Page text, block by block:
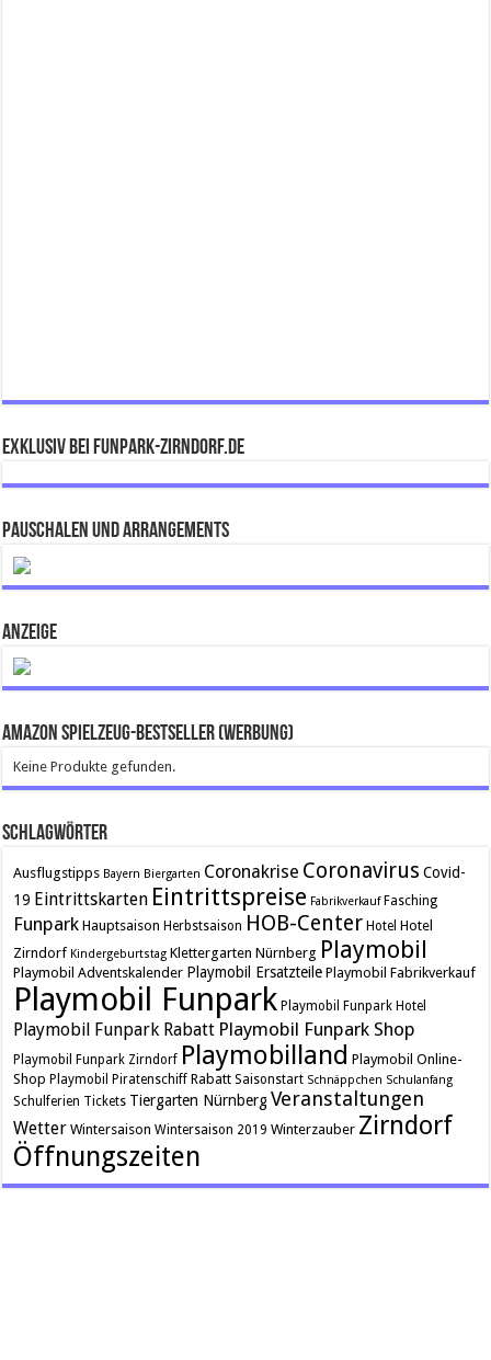
Exklusiv bei FUNPARK-ZIRNDORF.DE
Pauschalen und Arrangements
ANZEIGE
Amazon Spielzeug-Bestseller (Werbung)
Keine Produkte gefunden.
Schlagwörter
Ausflugstipps Bayern Biergarten Coronakrise Coronavirus Covid-
19 Eintrittskarten Eintrittspreise Fabrikverkauf Fasching
Funpark Hauptsaison Herbstsaison HOB-Center Hotel Hotel
Zirndorf Kindergeburtstag Klettergarten Nürnberg Playmobil
Playmobil Adventskalender Playmobil Ersatzteile Playmobil Fabrikverkauf
Playmobil Funpark Playmobil Funpark Hotel
Playmobil Funpark Rabatt Playmobil Funpark Shop
Playmobil Funpark Zirndorf Playmobilland Playmobil Online-
Shop Playmobil Piratenschiff Rabatt Saisonstart Schnäppchen Schulanfang
Schulferien Tickets Tiergarten Nürnberg Veranstaltungen
Wetter Wintersaison Wintersaison 2019 Winterzauber Zirndorf
Öffnungszeiten